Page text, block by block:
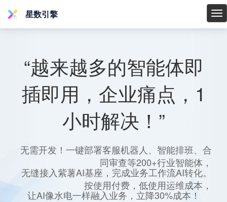
星
星数引擎
“越来越多的智能体即
插即用，企业痛点，1
小时解决！”
无需开发！一键部署客服机器人、智能排班、合
同审查等200+行业智能体，
无缝接入紫薯AI基座，完成业务工作流AI转化。
按使用付费，低使用运维成本，
让AI像水电一样融入业务，立降30%成本！